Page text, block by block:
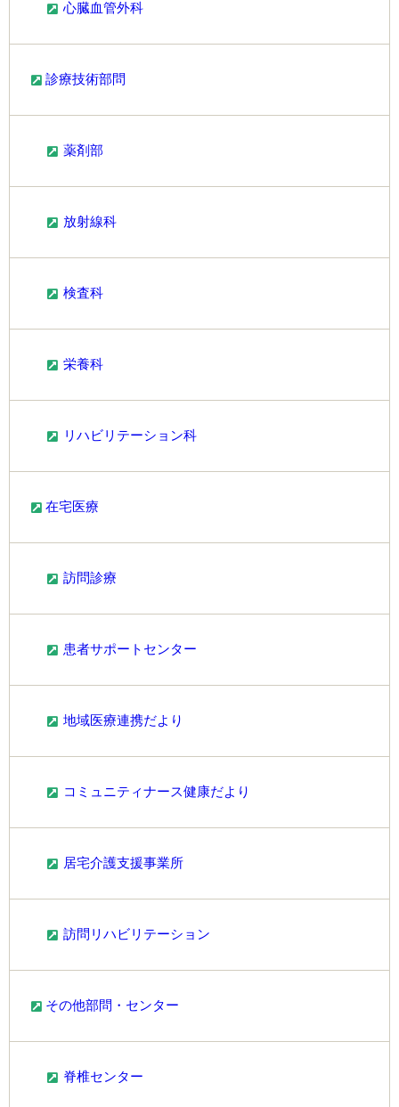
心臓血管外科
診療技術部問
薬剤部
放射線科
検査科
栄養科
リハビリテーション科
在宅医療
訪問診療
患者サポートセンター
地域医療連携だより
コミュニティナース健康だより
居宅介護支援事業所
訪問リハビリテーション
その他部問・センター
脊椎センター